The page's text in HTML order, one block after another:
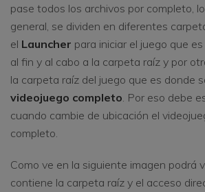
pase todos los archivos por completo,
general, se dividen en diferentes
el Launcher para iniciar el juego que
al fin y al cabo a la carpeta raíz y por
la carpeta raíz del juego que es donde
videojuego completo . Por eso debe
cuando cambie de ubicación el
completo.
Como ve en la siguiente imagen podrá
contiene la carpeta raíz y el acceso